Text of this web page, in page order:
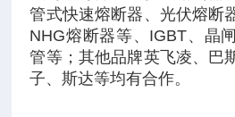
管式快速熔断器、光伏熔断
NHG熔断器等、IGBT、晶
管等；其他品牌英飞凌、巴
子、斯达等均有合作。